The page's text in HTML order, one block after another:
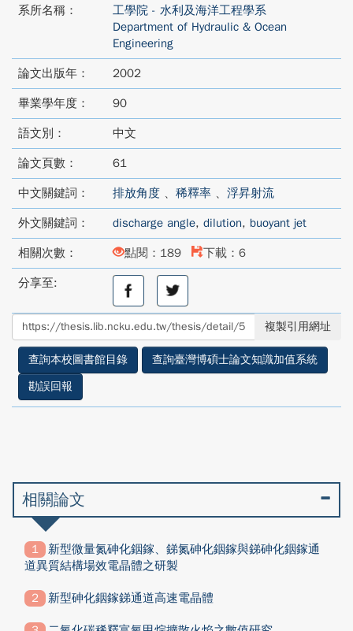
系所名稱：
工學院 - 水利及海洋工程學系
Department of Hydraulic & Ocean
Engineering
論文出版年： 2002
畢業學年度： 90
語文別： 中文
論文頁數： 61
中文關鍵詞： 排放角度 、 稀釋率 、 浮昇射流
外文關鍵詞： discharge angle, dilution, buoyant jet
相關次數： 點閱：189 下載：6
分享至:
分
至
facebook
分
享
至
twitter
複製引用網址
查詢本校圖書館目錄
查詢臺灣博碩士論文知識加值系統
勘誤回報
相關論文
新型微量氮砷化銦鎵、銻氮砷化銦鎵與銻砷化銦鎵通
道異質結構場效電晶體之研製
新型砷化銦鎵銻通道高速電晶體